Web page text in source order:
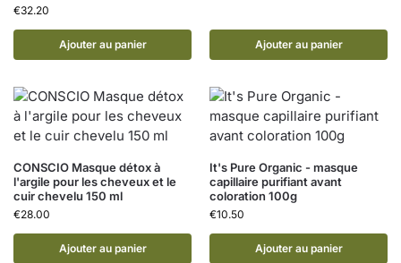
€32.20
Ajouter au panier Ajouter au panier
CONSCIO Masque détox à
l'argile pour les cheveux et le
cuir chevelu 150 ml
€28.00
Ajouter au panier
It's Pure Organic - masque
capillaire purifiant avant
coloration 100g
€10.50
Ajouter au panier